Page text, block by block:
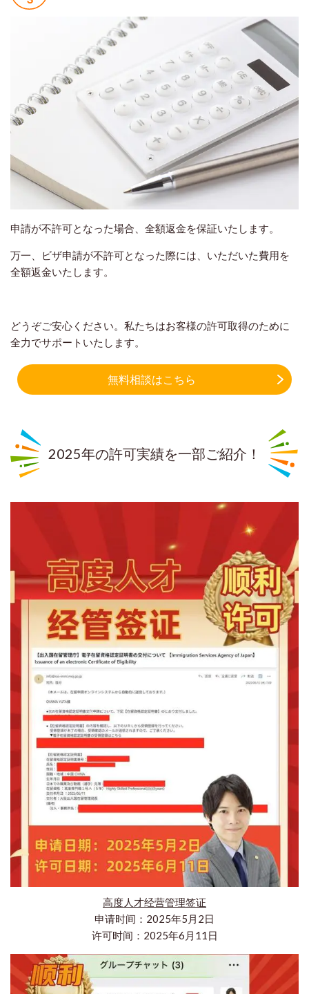
申請が不許可となった場合、全額返金を保証いたします。
万一、ビザ申請が不許可となった際には、いただいた費用を
全額返金いたします。
どうぞご安心ください。私たちはお客様の許可取得のために
全力でサポートいたします。
無料相談はこちら
2025年の許可実績を一部ご紹介！
高度人才经营管理签证
申请时间：2025年5月2日
许可时间：2025年6月11日